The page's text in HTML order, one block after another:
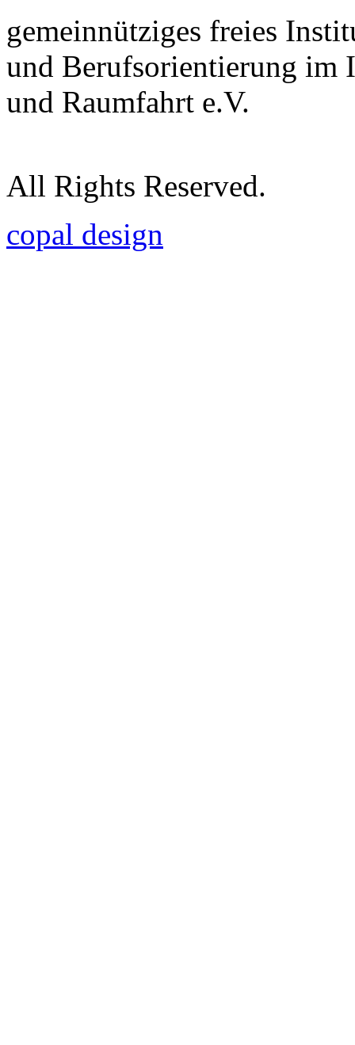
gemeinnütziges freies
und Berufsorientierung im
und Raumfahrt e.V.
All Rights Reserved.
copal design